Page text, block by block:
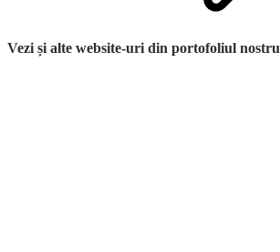
Vezi și alte website-uri din portofoliul nostru